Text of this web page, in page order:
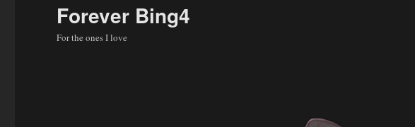
Forever Bing4
For the ones I love